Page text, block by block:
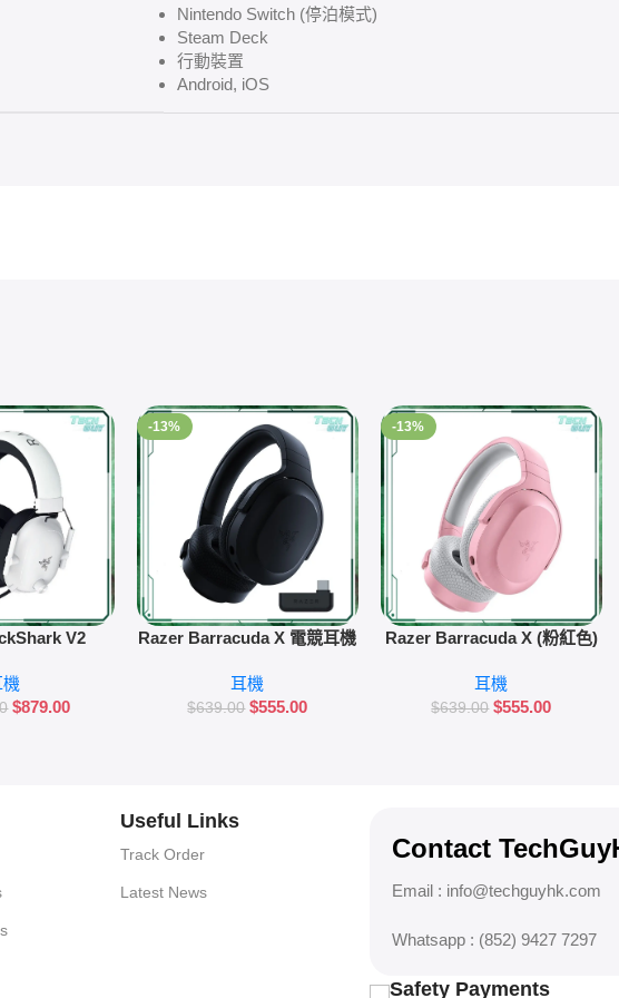
Nintendo Switch (停泊模式)
Steam Deck
行動裝置
Android, iOS
V2
機
機
$879.00
-13%
加入購物車
Razer Barracuda X 電競耳機
耳機
$639.00 $555.00
-13%
加入購物車
Razer Barracuda X (粉紅色)
耳機
$639.00 $555.00
Useful Links
Track Order
Latest News
Contact
Email : info@techguyhk.com
Whatsapp : (852) 9427 7297
Safety Payments